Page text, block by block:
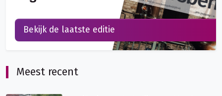
Meest recent
Bekijk de laatste editie